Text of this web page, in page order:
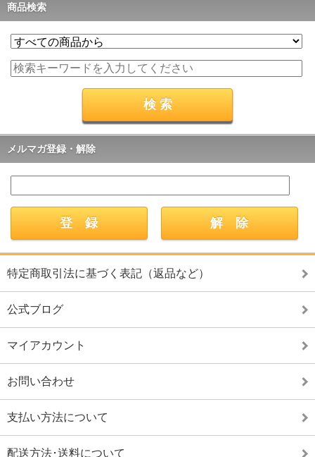
商品検索
メルマガ登録・解除
特定商取引法に基づく表記（返品など）
公式ブログ
マイアカウント
お問い合わせ
支払い方法について
配送方法･送料について